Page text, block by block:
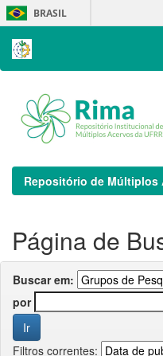
Skip
navigation
BRASIL
Repositório de Múltiplos
Página de
Buscar em:
por
Filtros correntes: